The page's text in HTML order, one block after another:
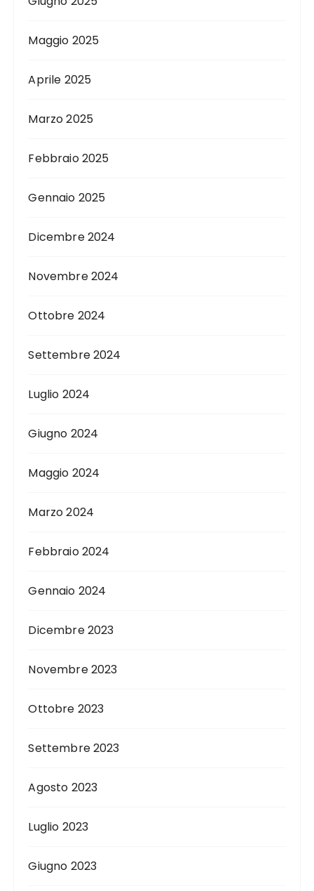
Maggio 2025
Aprile 2025
Marzo 2025
Febbraio 2025
Gennaio 2025
Dicembre 2024
Novembre 2024
Ottobre 2024
Settembre 2024
Luglio 2024
Giugno 2024
Maggio 2024
Marzo 2024
Febbraio 2024
Gennaio 2024
Dicembre 2023
Novembre 2023
Ottobre 2023
Settembre 2023
Agosto 2023
Luglio 2023
Giugno 2023